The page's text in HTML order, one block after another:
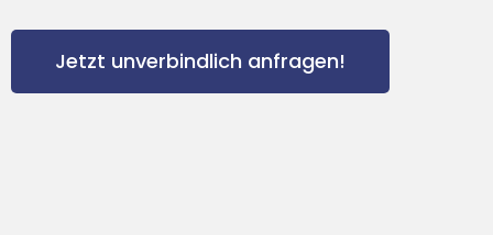
Jetzt unverbindlich anfragen!